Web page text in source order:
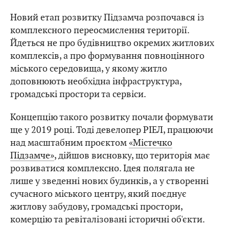
Новий етап розвитку Підзамча розпочався із
комплексного переосмислення території.
Йдеться не про будівництво окремих житлових
комплексів, а про формування повноцінного
міського середовища, у якому житло
доповнюють необхідна інфраструктура,
громадські простори та сервіси.
Концепцію такого розвитку почали формувати
ще у 2019 році. Тоді девелопер РІЕЛ, працюючи
над масштабним проєктом«Містечко
Підзамче», дійшов висновку, що територія має
розвиватися комплексно. Ідея полягала не
лише у зведенні нових будинків, а у створенні
сучасного міського центру, який поєднує
житлову забудову, громадські простори,
комерцію та ревіталізовані історичні об'єкти.